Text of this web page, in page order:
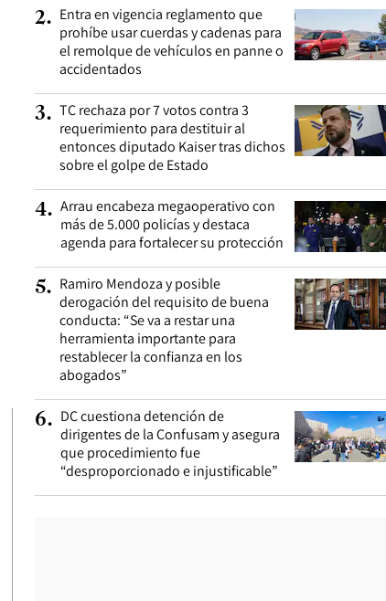
2. Entra en vigencia reglamento que
prohíbe usar cuerdas y cadenas para
el remolque de vehículos en panne o
accidentados
3. TC rechaza por 7 votos contra 3
requerimiento para destituir al
entonces diputado Kaiser tras dichos
sobre el golpe de Estado
4. Arrau encabeza megaoperativo con
más de 5.000 policías y destaca
agenda para fortalecer su protección
5. Ramiro Mendoza y posible
derogación del requisito de buena
conducta: “Se va a restar una
herramienta importante para
restablecer la confianza en los
abogados”
6. DC cuestiona detención de
dirigentes de la Confusam y asegura
que procedimiento fue
“desproporcionado e injustificable”